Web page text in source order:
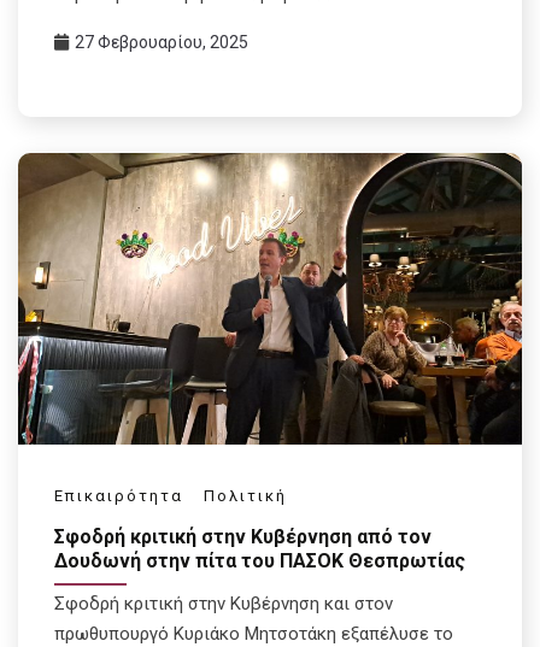
27 Φεβρουαρίου, 2025
Επικαιρότητα Πολιτική
Σφοδρή κριτική στην Κυβέρνηση από τον
Δουδωνή στην πίτα του ΠΑΣΟΚ Θεσπρωτίας
Σφοδρή κριτική στην Κυβέρνηση και στον
πρωθυπουργό Κυριάκο Μητσοτάκη εξαπέλυσε το